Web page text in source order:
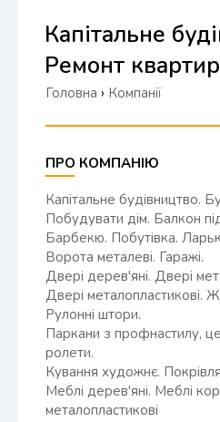
Капітальне
Ремонт
Головна › Компанії
ПРО КОМПАНІЮ
Капітальне будівництво.
Побудувати дім. Балкон
Барбекю. Побутівка.
Ворота металеві. Гаражі.
Двері дерев'яні. Двері
Двері металопластикові.
Рулонні штори.
Паркани з профнастилу,
ролети.
Кування художнє.
Меблі дерев'яні. Меблі
металопластикові